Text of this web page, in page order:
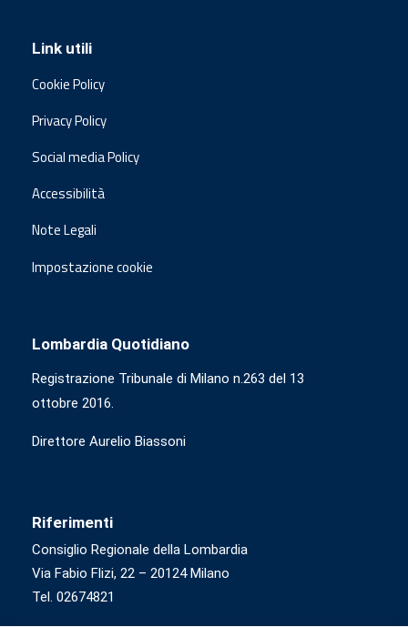
Link utili
Cookie Policy
Privacy Policy
Social media Policy
Accessibilità
Note Legali
Impostazione cookie
Lombardia Quotidiano
Registrazione Tribunale di Milano n.263 del 13
ottobre 2016.
Direttore Aurelio Biassoni
Riferimenti
Consiglio Regionale della Lombardia
Via Fabio Flizi, 22 – 20124 Milano
Tel. 02674821